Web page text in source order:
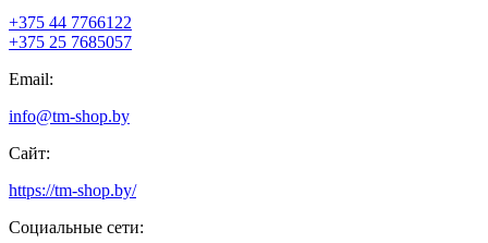
+375 44 7766122
+375 25 7685057
Email:
info@tm-shop.by
Сайт:
https://tm-shop.by/
Социальные сети: